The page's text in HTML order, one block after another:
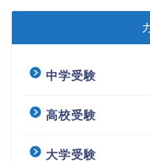
中学受験
高校受験
大学受験